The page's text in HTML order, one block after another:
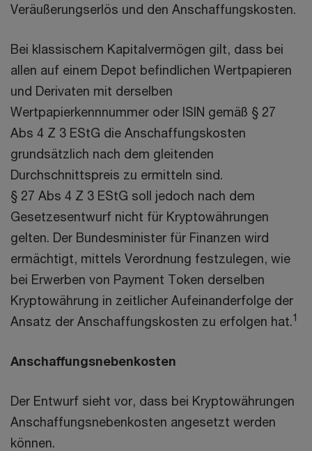
Veräußerungserlös und den Anschaffungskosten.
Bei klassischem Kapitalvermögen gilt, dass bei
allen auf einem Depot befindlichen Wertpapieren
und Derivaten mit derselben
Wertpapierkennnummer oder ISIN gemäß § 27
Abs 4 Z 3 EStG die Anschaffungskosten
grundsätzlich nach dem gleitenden
Durchschnittspreis zu ermitteln sind.
§ 27 Abs 4 Z 3 EStG soll jedoch nach dem
Gesetzesentwurf nicht für Kryptowährungen
gelten. Der Bundesminister für Finanzen wird
ermächtigt, mittels Verordnung festzulegen, wie
bei Erwerben von Payment Token derselben
Kryptowährung in zeitlicher Aufeinanderfolge der
Ansatz der Anschaffungskosten zu erfolgen hat.1
Anschaffungsnebenkosten
Der Entwurf sieht vor, dass bei Kryptowährungen
Anschaffungsnebenkosten angesetzt werden
können.